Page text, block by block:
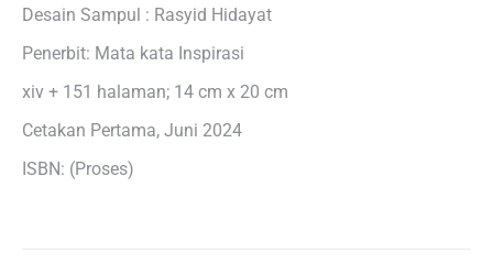
Desain Sampul : Rasyid Hidayat
Penerbit: Mata kata Inspirasi
xiv + 151 halaman; 14 cm x 20 cm
Cetakan Pertama, Juni 2024
ISBN: (Proses)